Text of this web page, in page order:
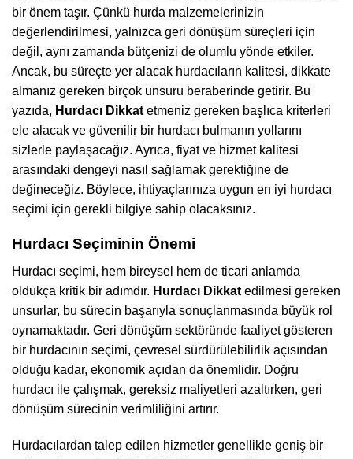
bir önem taşır. Çünkü hurda malzemelerinizin
değerlendirilmesi, yalnızca geri dönüşüm süreçleri için
değil, aynı zamanda bütçenizi de olumlu yönde etkiler.
Ancak, bu süreçte yer alacak hurdacıların kalitesi, dikkate
almanız gereken birçok unsuru beraberinde getirir. Bu
yazıda, Hurdacı Dikkat etmeniz gereken başlıca kriterleri
ele alacak ve güvenilir bir hurdacı bulmanın yollarını
sizlerle paylaşacağız. Ayrıca, fiyat ve hizmet kalitesi
arasındaki dengeyi nasıl sağlamak gerektiğine de
değineceğiz. Böylece, ihtiyaçlarınıza uygun en iyi hurdacı
seçimi için gerekli bilgiye sahip olacaksınız.
Hurdacı Seçiminin Önemi
Hurdacı seçimi, hem bireysel hem de ticari anlamda
oldukça kritik bir adımdır. Hurdacı Dikkat edilmesi gereken
unsurlar, bu sürecin başarıyla sonuçlanmasında büyük rol
oynamaktadır. Geri dönüşüm sektöründe faaliyet gösteren
bir hurdacının seçimi, çevresel sürdürülebilirlik açısından
olduğu kadar, ekonomik açıdan da önemlidir. Doğru
hurdacı ile çalışmak, gereksiz maliyetleri azaltırken, geri
dönüşüm sürecinin verimliliğini artırır.
Hurdacılardan talep edilen hizmetler genellikle geniş bir